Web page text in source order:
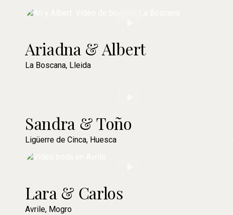
Ariadna & Albert
La Boscana, Lleida
Sandra & Toño
Ligüerre de Cinca, Huesca
Lara & Carlos
Avrile, Mogro